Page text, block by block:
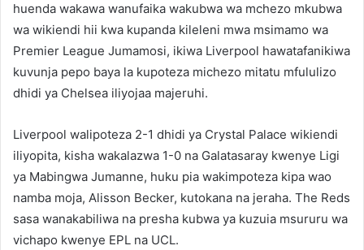
huenda wakawa wanufaika wakubwa wa mchezo mkubwa
wa wikiendi hii kwa kupanda kileleni mwa msimamo wa
Premier League Jumamosi, ikiwa Liverpool hawatafanikiwa
kuvunja pepo baya la kupoteza michezo mitatu mfululizo
dhidi ya Chelsea iliyojaa majeruhi.
Liverpool walipoteza 2-1 dhidi ya Crystal Palace wikiendi
iliyopita, kisha wakalazwa 1-0 na Galatasaray kwenye Ligi
ya Mabingwa Jumanne, huku pia wakimpoteza kipa wao
namba moja, Alisson Becker, kutokana na jeraha. The Reds
sasa wanakabiliwa na presha kubwa ya kuzuia msururu wa
vichapo kwenye EPL na UCL.